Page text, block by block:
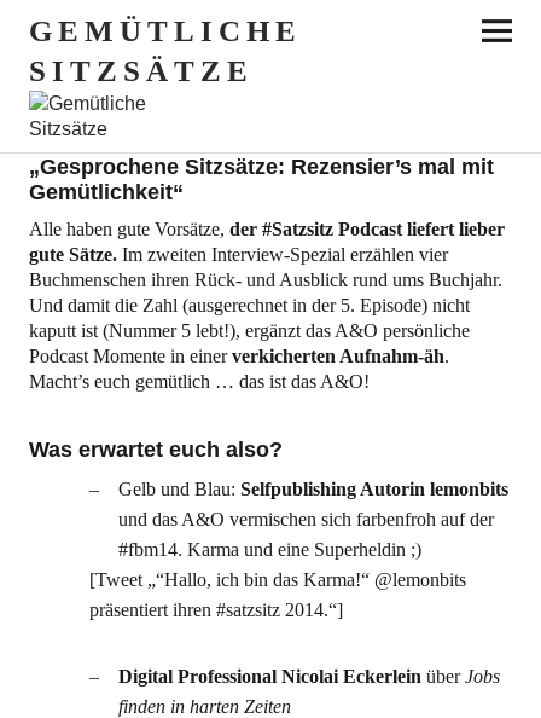
GEMÜTLICHE
SITZSÄTZE
GS005 "Gute Sätze" – Interviews rund ums Buchjahr
VON DAS A&O
4. JANUAR 2015
Das zweite Interview Spezial von
„Gesprochene Sitzsätze: Rezensier’s mal mit
Gemütlichkeit“
Alle haben gute Vorsätze, der #Satzsitz Podcast liefert lieber
gute Sätze.Im zweiten Interview-Spezial erzählen vier
Buchmenschen ihren Rück- und Ausblick rund ums Buchjahr.
Und damit die Zahl (ausgerechnet in der 5. Episode) nicht
kaputt ist (Nummer 5 lebt!), ergänzt das A&O persönliche
Podcast Momente in einerverkicherten Aufnahm-äh.
Macht’s euch gemütlich … das ist das A&O!
Was erwartet euch also?
Gelb und Blau: Selfpublishing Autorin lemonbits
und das A&O vermischen sich farbenfroh auf der
#fbm14. Karma und eine Superheldin ;)
[Tweet „“Hallo, ich bin das Karma!“ @lemonbits
präsentiert ihren #satzsitz 2014.“]
Digital Professional Nicolai Eckerlein überJobs
finden in harten Zeiten